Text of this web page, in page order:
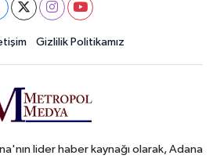
Gizlilik Politikamız
lider haber kaynağı olarak, Adana